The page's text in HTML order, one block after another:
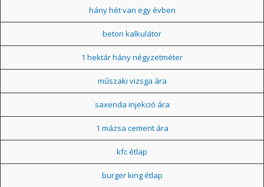
hány hét van egy évben
beton kalkulátor
1 hektár hány négyzetméter
műszaki vizsga ára
saxenda injekció ára
1 mázsa cement ára
kfc étlap
burger king étlap